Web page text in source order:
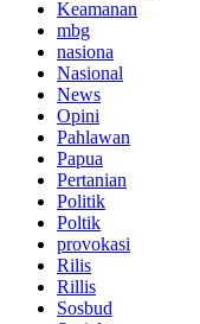
Keamanan
mbg
nasiona
Nasional
News
Opini
Pahlawan
Papua
Pertanian
Politik
Poltik
provokasi
Rilis
Rillis
Sosbud